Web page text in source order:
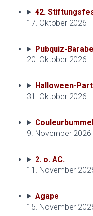
42.
17. Oktober 2026
Pubquiz-
20. Oktober 2026
Halloween-
31. Oktober 2026
9. November 2026
2. o. AC.
11. November
Agape
15. November